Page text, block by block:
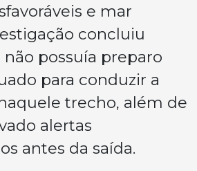
e mar
concluiu
possuía preparo
para conduzir a
trecho, além de
alertas
antes da saída.